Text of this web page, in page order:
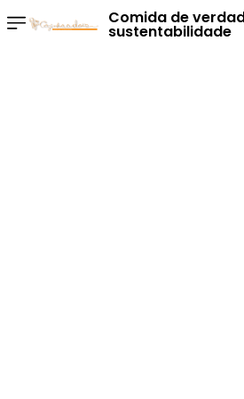
Comida de
sustentabilidade